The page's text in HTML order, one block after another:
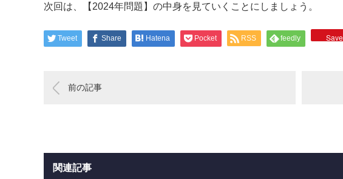
次回は、【2024年問題】の中身を見ていくことにしましょう。
Tweet Share Hatena Pocket RSS feedly Save
前の記事
関連記事